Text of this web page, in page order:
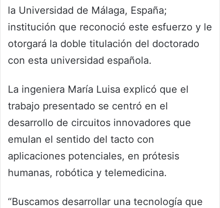
la Universidad de Málaga, España;
institución que reconoció este esfuerzo y le
otorgará la doble titulación del doctorado
con esta universidad española.
La ingeniera María Luisa explicó que el
trabajo presentado se centró en el
desarrollo de circuitos innovadores que
emulan el sentido del tacto con
aplicaciones potenciales, en prótesis
humanas, robótica y telemedicina.
“Buscamos desarrollar una tecnología que